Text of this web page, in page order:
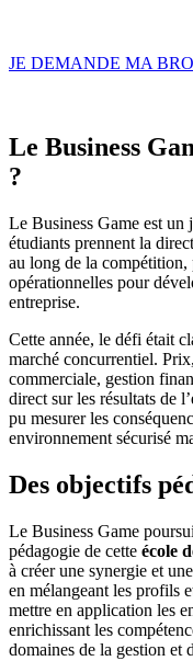
JE DEMANDE MA
Le Business
?
Le Business Game est un
étudiants prennent la
au long de la compétition,
opérationnelles pour
entreprise.
Cette année, le défi était
marché concurrentiel.
commerciale, gestion
direct sur les résultats de
pu mesurer les
environnement sécurisé
Des objectifs
Le Business Game
pédagogie de cette école
à créer une synergie et
en mélangeant les profils
mettre en application les
enrichissant les
domaines de la gestion et